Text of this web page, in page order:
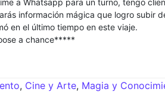
a Whatsapp para un turno, tengo
información mágica que logro subir
en el último tiempo en este viaje.
a chance*****
, Cine y Arte, Magia y